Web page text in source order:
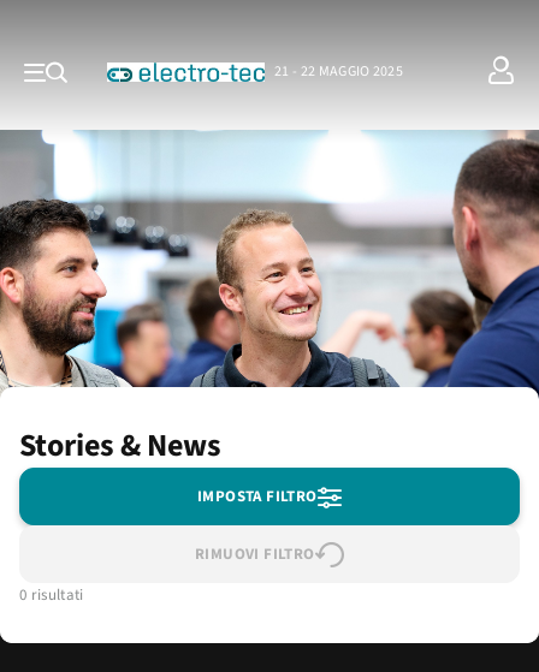
21 - 22 MAGGIO 2025
Stories & News
IMPOSTA FILTRO
RIMUOVI FILTRO
0 risultati